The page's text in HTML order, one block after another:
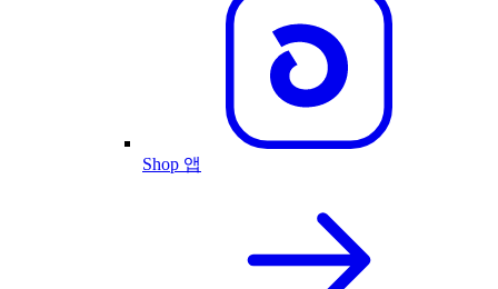
Shop 앱